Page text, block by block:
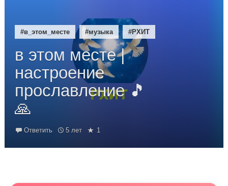
#в_этом_месте #музыка #РХИТ
в этом месте |
настроение
прославление 🎵
🙏
Ответить 5 лет 1